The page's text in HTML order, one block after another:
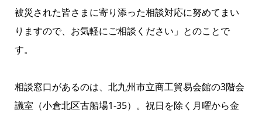
被災された皆さまに寄り添った相談対応に努めてまい
りますので、お気軽にご相談ください」とのことで
す。
相談窓口があるのは、北九州市立商工貿易会館の3階会
議室（小倉北区古船場1-35）。祝日を除く月曜から金